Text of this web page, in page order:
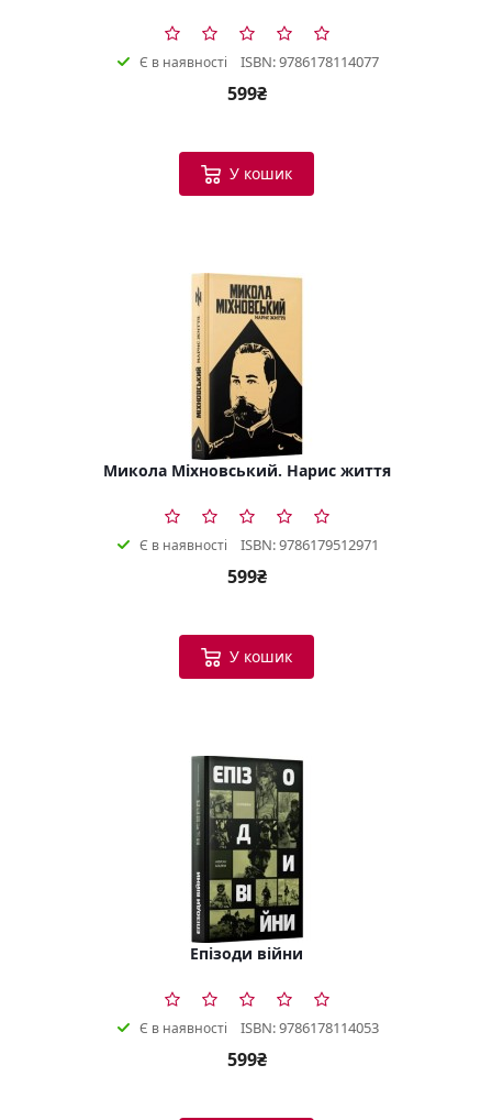
Є в наявності ISBN: 9786178114077
599₴
У кошик
Микола Міхновський. Нарис життя
Є в наявності ISBN: 9786179512971
599₴
У кошик
Епізоди війни
Є в наявності ISBN: 9786178114053
599₴